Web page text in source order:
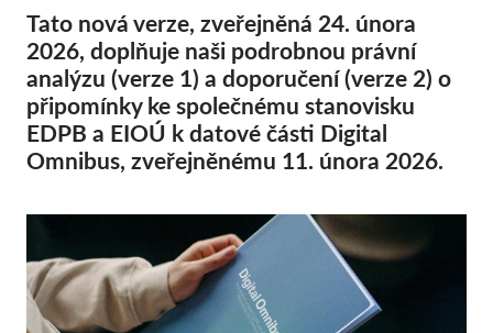
GDPRhub
Tato nová verze, zveřejněná 24. února
2026, doplňuje naši podrobnou právní
analýzu (verze 1) a doporučení (verze 2) o
připomínky ke společnému stanovisku
EDPB a EIOÚ k datové části Digital
Omnibus, zveřejněnému 11. února 2026.